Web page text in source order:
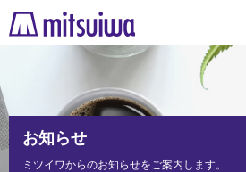
お知らせ
ミツイワからのお知らせをご案内します。